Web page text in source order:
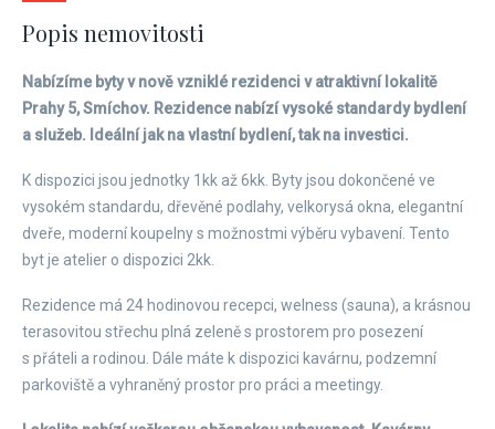
Popis nemovitosti
Nabízíme byty v nově vzniklé rezidenci v atraktivní lokalitě
Prahy 5, Smíchov. Rezidence nabízí vysoké standardy bydlení
a služeb. Ideální jak na vlastní bydlení, tak na investici.
K dispozici jsou jednotky 1kk až 6kk. Byty jsou dokončené ve
vysokém standardu, dřevěné podlahy, velkorysá okna, elegantní
dveře, moderní koupelny s možnostmi výběru vybavení. Tento
byt je atelier o dispozici 2kk.
Rezidence má 24 hodinovou recepci, welness (sauna), a krásnou
terasovitou střechu plná zeleně s prostorem pro posezení
s přáteli a rodinou. Dále máte k dispozici kavárnu, podzemní
parkoviště a vyhraněný prostor pro práci a meetingy.